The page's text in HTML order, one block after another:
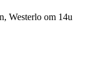
Westerlo om 14u